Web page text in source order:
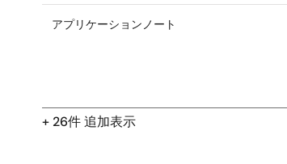
アプリケーションノート
+ 26件 追加表示